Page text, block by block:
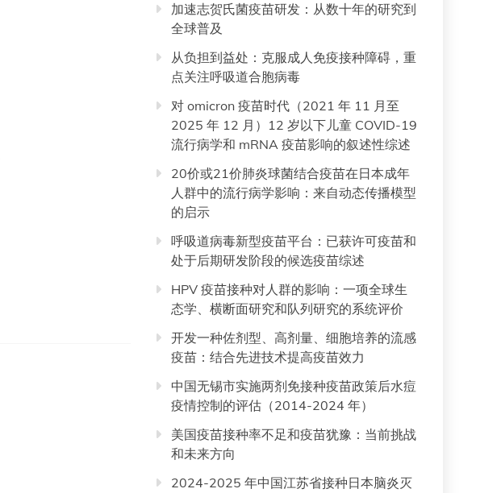
加速志贺氏菌疫苗研发：从数十年的研究到
全球普及
从负担到益处：克服成人免疫接种障碍，重
点关注呼吸道合胞病毒
对 omicron 疫苗时代（2021 年 11 月至
2025 年 12 月）12 岁以下儿童 COVID-19
流行病学和 mRNA 疫苗影响的叙述性综述
20价或21价肺炎球菌结合疫苗在日本成年
人群中的流行病学影响：来自动态传播模型
的启示
呼吸道病毒新型疫苗平台：已获许可疫苗和
处于后期研发阶段的候选疫苗综述
HPV 疫苗接种对人群的影响：一项全球生
态学、横断面研究和队列研究的系统评价
开发一种佐剂型、高剂量、细胞培养的流感
疫苗：结合先进技术提高疫苗效力
中国无锡市实施两剂免接种疫苗政策后水痘
疫情控制的评估（2014-2024 年）
美国疫苗接种率不足和疫苗犹豫：当前挑战
和未来方向
2024-2025 年中国江苏省接种日本脑炎灭